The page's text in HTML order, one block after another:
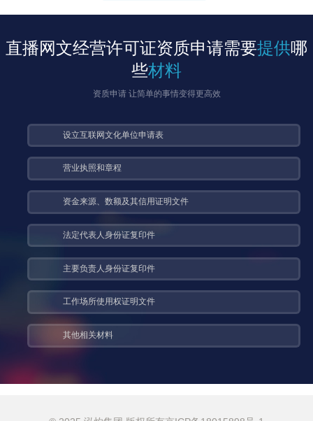
直播网文经营许可证资质申请需要提供哪
些材料
资质申请 让简单的事情变得更高效
设立互联网文化单位申请表
营业执照和章程
资金来源、数额及其信用证明文件
法定代表人身份证复印件
主要负责人身份证复印件
工作场所使用权证明文件
其他相关材料